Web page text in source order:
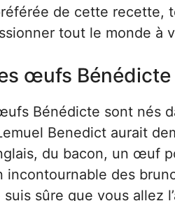
de cette recette,
tout le monde à
œufs Bénédicte
Bénédicte sont nés
Benedict aurait
du bacon, un œuf
des
sûre que vous allez